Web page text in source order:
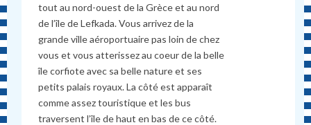
tout au nord-ouest de la Grèce et au nord
de l’île de Lefkada. Vous arrivez de la
grande ville aéroportuaire pas loin de chez
vous et vous atterissez au coeur de la belle
île corfiote avec sa belle nature et ses
petits palais royaux. La côté est apparaît
comme assez touristique et les bus
traversent l’île de haut en bas de ce côté.